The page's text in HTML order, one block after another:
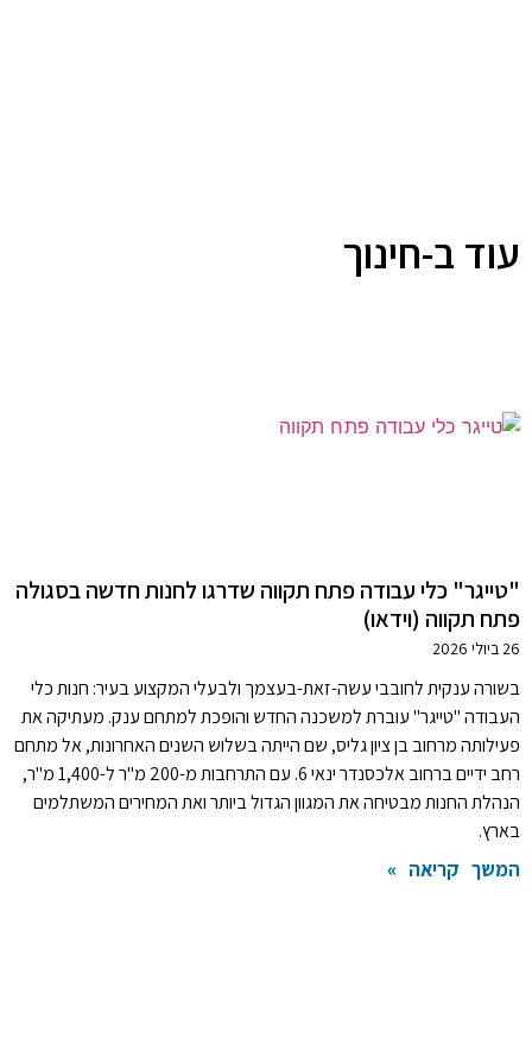
עוד ב-חינוך
"טייגר" כלי עבודה פתח תקווה שדרגו לחנות חדשה בסגולה
פתח תקווה (וידאו)
26 ביולי 2026
בשורה ענקית לחובבי עשה-זאת-בעצמך ולבעלי המקצוע בעיר: חנות כלי
העבודה "טייגר" עוברת למשכנה החדש והופכת למתחם ענק. מעתיקה את
פעילותה מרחוב בן ציון גליס, שם הייתה בשלוש השנים האחרונות, אל מתחם
רחב ידיים ברחוב אלכסנדר ינאי 6. עם התרחבות מ-200 מ"ר ל-1,400 מ"ר,
הנהלת החנות מבטיחה את המגוון הגדול ביותר ואת המחירים המשתלמים
בארץ.
המשך קריאה »